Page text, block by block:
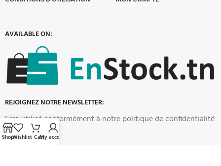
AVAILABLE ON:
REJOIGNEZ NOTRE NEWSLETTER:
Sera utilisé conformément à notre politique de confidentialité
ShopWishlist CartMy account